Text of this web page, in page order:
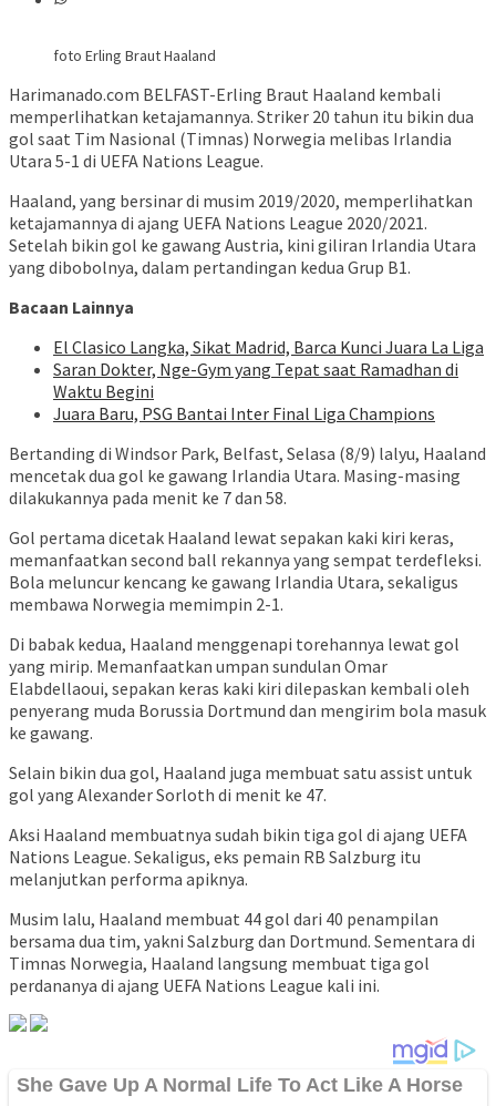
foto Erling Braut Haaland
Harimanado.com BELFAST-Erling Braut Haaland kembali
memperlihatkan ketajamannya. Striker 20 tahun itu bikin dua
gol saat Tim Nasional (Timnas) Norwegia melibas Irlandia
Utara 5-1 di UEFA Nations League.
Haaland, yang bersinar di musim 2019/2020, memperlihatkan
ketajamannya di ajang UEFA Nations League 2020/2021.
Setelah bikin gol ke gawang Austria, kini giliran Irlandia Utara
yang dibobolnya, dalam pertandingan kedua Grup B1.
Bacaan Lainnya
El Clasico Langka, Sikat Madrid, Barca Kunci Juara La Liga
Saran Dokter, Nge-Gym yang Tepat saat Ramadhan di
Waktu Begini
Juara Baru, PSG Bantai Inter Final Liga Champions
Bertanding di Windsor Park, Belfast, Selasa (8/9) lalyu, Haaland
mencetak dua gol ke gawang Irlandia Utara. Masing-masing
dilakukannya pada menit ke 7 dan 58.
Gol pertama dicetak Haaland lewat sepakan kaki kiri keras,
memanfaatkan second ball rekannya yang sempat terdefleksi.
Bola meluncur kencang ke gawang Irlandia Utara, sekaligus
membawa Norwegia memimpin 2-1.
Di babak kedua, Haaland menggenapi torehannya lewat gol
yang mirip. Memanfaatkan umpan sundulan Omar
Elabdellaoui, sepakan keras kaki kiri dilepaskan kembali oleh
penyerang muda Borussia Dortmund dan mengirim bola masuk
ke gawang.
Selain bikin dua gol, Haaland juga membuat satu assist untuk
gol yang Alexander Sorloth di menit ke 47.
Aksi Haaland membuatnya sudah bikin tiga gol di ajang UEFA
Nations League. Sekaligus, eks pemain RB Salzburg itu
melanjutkan performa apiknya.
Musim lalu, Haaland membuat 44 gol dari 40 penampilan
bersama dua tim, yakni Salzburg dan Dortmund. Sementara di
Timnas Norwegia, Haaland langsung membuat tiga gol
perdananya di ajang UEFA Nations League kali ini.